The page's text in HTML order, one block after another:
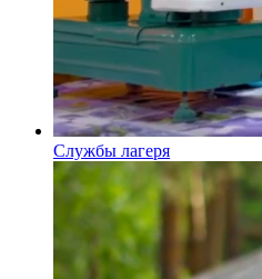
Службы лагеря